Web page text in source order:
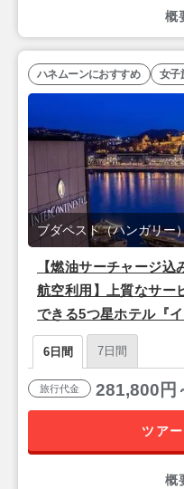
概
【燃油サーチャージ
航空利用】上質なサー
できる5つ星ホテル『
ペスト』宿泊♪ドナウ
む「ブダペスト」3泊6日
ブダペスト（ハンガリー
ハネムーンにおすすめ 女子
6日間 7日間
旅行代金 281,800円
ツア
概